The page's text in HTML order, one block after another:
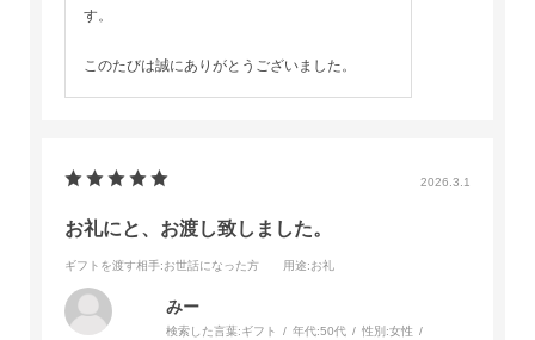
す。
このたびは誠にありがとうございました。
2026.3.1
お礼にと、お渡し致しました。
ギフトを渡す相手:お世話になった方 用途:お礼
みー
検索した言葉:ギフト 年代:50代 性別:女性